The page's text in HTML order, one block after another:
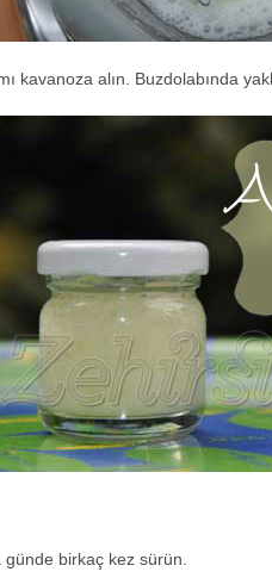
kavanoza alın. Buzdolabında
günde birkaç kez sürün.